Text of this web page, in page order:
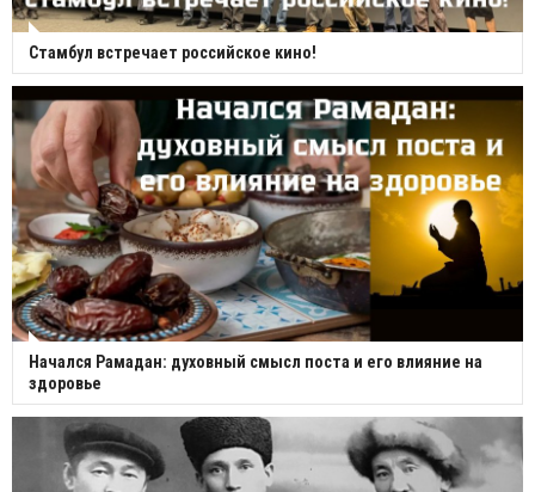
Стамбул встречает российское кино!
Начался Рамадан: духовный смысл поста и его влияние на
здоровье